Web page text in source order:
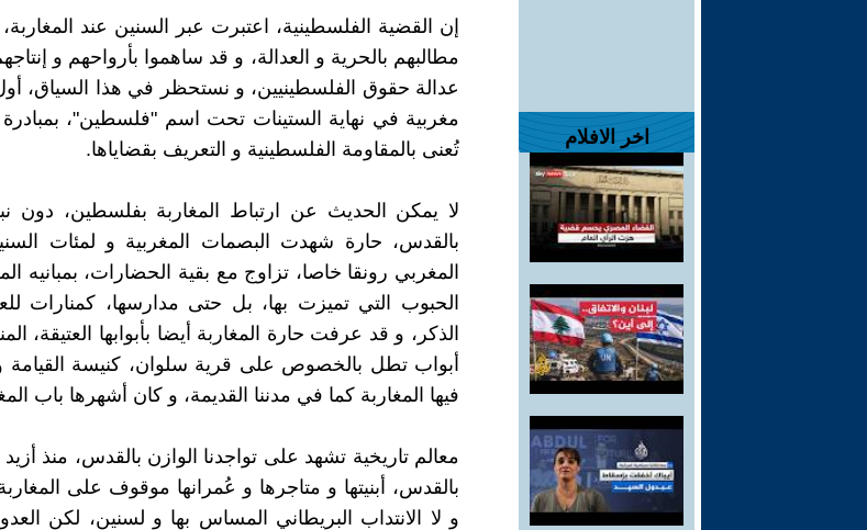
اخر الافلام
إن القضية الفلسطينية، اعتبرت عبر السنين عند
مطالبهم بالحرية و العدالة، و قد ساهموا بأرواحهم و
عدالة حقوق الفلسطينيين، و نستحظر في هذا السياق،
مغربية في نهاية الستينات تحت اسم "فلسطين"،
تُعنى بالمقاومة الفلسطينية و التعريف بقضاياها.
لا يمكن الحديث عن ارتباط المغاربة بفلسطين، دون
بالقدس، حارة شهدت البصمات المغربية و لمئات
المغربي رونقا خاصا، تزاوج مع بقية الحضارات، بمبانيه
الحبوب التي تميزت بها، بل حتى مدارسها، كمنارات
الذكر، و قد عرفت حارة المغاربة أيضا بأبوابها العتيقة،
أبواب تطل بالخصوص على قرية سلوان، كنيسة القيامة
فيها المغاربة كما في مدننا القديمة، و كان أشهرها باب
معالم تاريخية تشهد على تواجدنا الوازن بالقدس، منذ
بالقدس، أبنيتها و متاجرها و عُمرانها موقوف على
و لا الانتداب البريطاني المساس بها و لسنين، لكن